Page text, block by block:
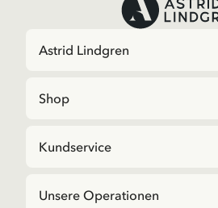
Astrid Lindgren
Shop
Kundservice
Unsere Operationen